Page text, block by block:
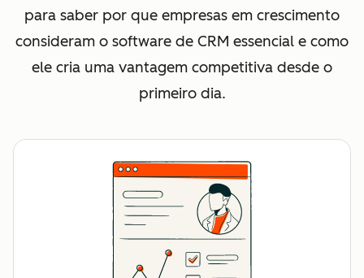
para saber por que empresas em crescimento
consideram o software de CRM essencial e como
ele cria uma vantagem competitiva desde o
primeiro dia.